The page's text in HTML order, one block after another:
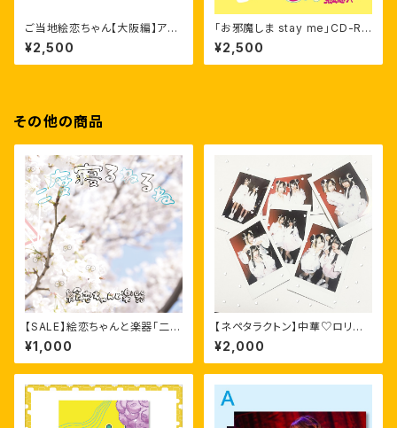
ご当地絵恋ちゃん【大阪編】アク
リルスタンドセット
¥2,500
「お邪魔しま stay me」CD-R
+お邪魔しまアクキーセット
¥2,500
その他の商品
【SALE】絵恋ちゃんと楽器「二度
寝るねるね」CD
¥1,000
【ネペタラクトン】中華♡ロリ衣
装編【ユニットランチェキ】
¥2,000